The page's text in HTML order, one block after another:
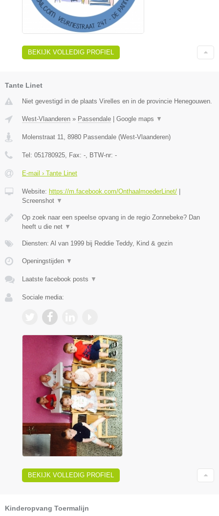
BEKIJK VOLLEDIG PROFIEL
Tante Linet
Niet gevestigd in de plaats Virelles en in de provincie Henegouwen.
West-Vlaanderen » Passendale | Google maps ▼
Molenstraat 11 8980 Passendale (West-Vlaanderen)
Tel: 051780925 , Fax: - , BTW-nr: -
E-mail › Tante Linet
Website: https://m.facebook.com/OnthaalmoederLinet/ |
Screenshot ▼
Op zoek naar een speelse opvang in de regio Zonnebeke? Dan
heeft u die net ▼
Diensten: Al van 1999 bij Reddie Teddy, Kind & gezin
Openingstijden ▼
Laatste facebook posts ▼
Sociale media:
BEKIJK VOLLEDIG PROFIEL
Kinderopvang Toermalijn